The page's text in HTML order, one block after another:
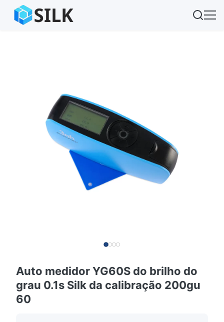
Auto medidor YG60S do brilho do
grau 0.1s Silk da calibração 200gu
60